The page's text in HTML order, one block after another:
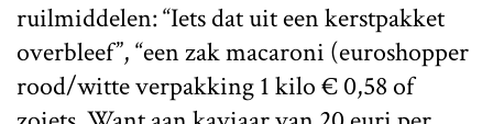
ruilmiddelen: “Iets dat uit een kerstpakket
overbleef”, “een zak macaroni (euroshopper
rood/witte verpakking 1 kilo € 0,58 of